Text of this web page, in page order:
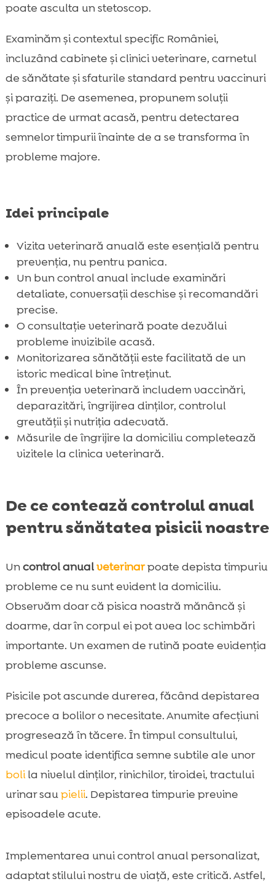
 Nutriție și greutate: cum ajustăm hrana pe
 CricksyCat în alimentația de zi cu zi: opțiuni
hipoalergenice și beneficii practice
 Litierea și igiena: cum ne ajută Purrfect Life
să monitorizăm sănătatea pisicii
Cum ne pregătim pentru vizită: transport,
documente, întrebări și reducerea stresului
Concluzie
FAQ
poate asculta un stetoscop.
Examinăm și contextul specific României,
incluzând cabinete și clinici veterinare, carnetul
de sănătate și sfaturile standard pentru vaccinuri
și paraziți. De asemenea, propunem soluții
practice de urmat acasă, pentru detectarea
semnelor timpurii înainte de a se transforma în
probleme majore.
Idei principale
Vizita veterinară anuală este esențială pentru
prevenția, nu pentru panica.
Un bun control anual include examinări
detaliate, conversații deschise și recomandări
precise.
O consultație veterinară poate dezvălui
probleme invizibile acasă.
Monitorizarea sănătății este facilitată de un
istoric medical bine întreținut.
În prevenția veterinară includem vaccinări,
deparazitări, îngrijirea dinților, controlul
greutății și nutriția adecvată.
Măsurile de îngrijire la domiciliu completează
vizitele la clinica veterinară.
De ce contează controlul anual
pentru sănătatea pisicii noastre
Uncontrol anualveterinarpoate depista timpuriu
probleme ce nu sunt evident la domiciliu.
Observăm doar că pisica noastră mănâncă și
doarme, dar în corpul ei pot avea loc schimbări
importante. Un examen de rutină poate evidenția
probleme ascunse.
Pisicile pot ascunde durerea, făcând depistarea
precoce a bolilor o necesitate. Anumite afecțiuni
progresează în tăcere. În timpul consultului,
medicul poate identifica semne subtile ale unor
bolila nivelul dinților, rinichilor, tiroidei, tractului
urinar saupielii. Depistarea timpurie previne
episoadele acute.
Implementarea unui control anual personalizat,
adaptat stilului nostru de viață, este critică. Astfel,